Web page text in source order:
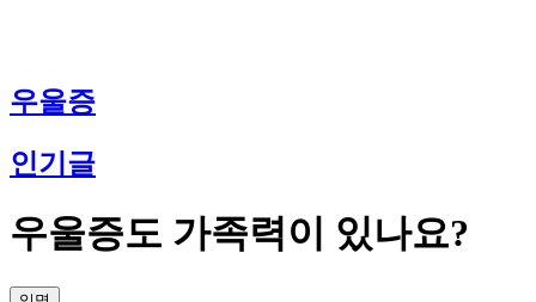
우울증
인기글
우울증도 가족력이 있나요?